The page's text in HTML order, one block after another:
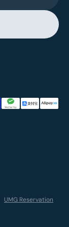
UMG Reservation